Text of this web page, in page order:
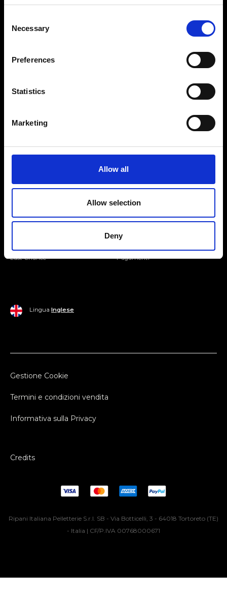
Selection
Necessary
Preferences
Statistics
Marketing
Allow all
Allow selection
Deny
Trova il tuo negozio Ripani
Rispondiamo a tutte le tue
Mondo Ripani
Uomo
Last Chance
Mondo Ripani
Spedizione e Consegna
Policy di Reso
Pagamenti
Lingua Inglese
Gestione Cookie
Termini e condizioni vendita
Informativa sulla Privacy
Credits
Ripani Italiana Pelletterie S.r.l. SB - Via Botticelli, 3 - 64018 Tortoreto (TE)
- Italia | CF/P.IVA 00768000671